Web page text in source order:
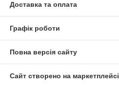
Доставка та оплата
Графік роботи
Повна версія сайту
Сайт створено на маркетплейсі